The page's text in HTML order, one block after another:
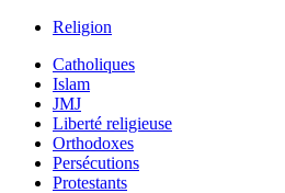
Religion
Catholiques
Islam
JMJ
Liberté religieuse
Orthodoxes
Persécutions
Protestants